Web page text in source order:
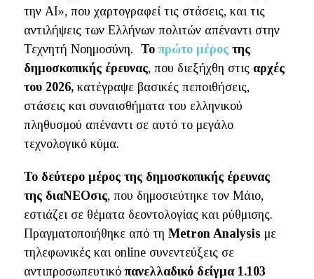
την ΑΙ», που χαρτογραφεί τις στάσεις, και τις
αντιλήψεις των Ελλήνων πολιτών απέναντι στην
Τεχνητή Νοημοσύνη. Το πρώτο μέροςτης
δημοσκοπικής έρευνας, που διεξήχθη στις αρχές
του 2026,κατέγραψε βασικές πεποιθήσεις,
στάσεις και συναισθήματα του ελληνικού
πληθυσμού απέναντι σε αυτό το μεγάλο
τεχνολογικό κύμα.
Το δεύτερο μέρος της δημοσκοπικής έρευνας
της διαΝΕΟσις, που δημοσιεύτηκε τον Μάιο,
εστιάζει σε θέματα δεοντολογίας και ρύθμισης.
Πραγματοποιήθηκε από τη Metron Analysis με
τηλεφωνικές και online συνεντεύξεις σε
αντιπροσωπευτικόπανελλαδικό δείγμα 1.103